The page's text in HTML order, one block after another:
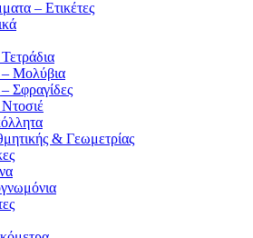
– Ετικέτες
Μολύβια
Σφραγίδες
& Γεωμετρίας